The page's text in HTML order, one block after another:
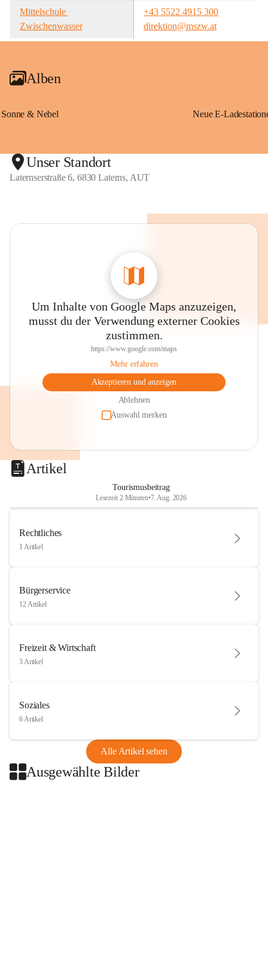
Mittelschule
Zwischenwasser
+43 5522 4915 300
direktion@mszw.at
Alben
Sonne & Nebel
Unser Standort
Laternserstraße 6, 6830 Laterns, AUT
Um Inhalte von Google Maps anzuzeigen,
musst du der Verwendung externer Cookies
zustimmen.
https://www.google.com/maps
Mehr erfahren
Akzeptieren und anzeigen
Ablehnen
Auswahl merken
Artikel
Tourismusbeitrag
Lesezeit 2 Minuten•7. Aug. 2026
Rechtliches
1 Artikel
Bürgerservice
12 Artikel
Freizeit & Wirtschaft
3 Artikel
Soziales
6 Artikel
Alle Artikel sehen
Ausgewählte Bilder